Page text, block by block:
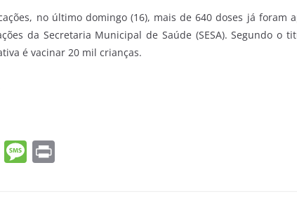
no último domingo (16), mais de 640 doses já foram
da Secretaria Municipal de Saúde (SESA). Segundo o
é vacinar 20 mil crianças.
W M